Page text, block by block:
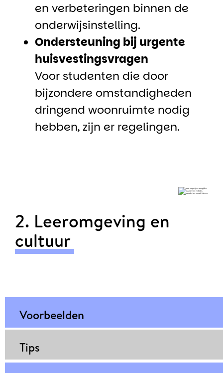
en verbeteringen binnen de
onderwijsinstelling.
Ondersteuning bij urgente
huisvestingsvragen
Voor studenten die door
bijzondere omstandigheden
dringend woonruimte nodig
hebben, zijn er regelingen.
2. Leeromgeving en
cultuur
Voorbeelden
Tips